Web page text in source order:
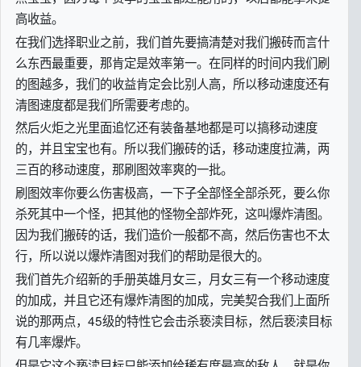
高收益。
在我们选择职业之前，我们首先要搞清楚对我们搬砖而言什
么东西最重要，那肯定是效率第一。在同样的时间内我们刷
的图越多，我们的收益肯定会比别人高，所以移动速度还有
清图速度都是我们所需要考虑的。
然后火炬之光里面追忆还有装备基地都是可以搞移动速度
的，并且宝宝也有。所以我们搬砖的话，移动速度拉满，两
三百的移动速度，那刷图效率爽的一批。
刷图效率你要么伤害极高，一下子全部怪全部杀死，要么你
杀死其中一个怪，把其他的怪物全部炸死，这叫爆炸清图。
因为我们搬砖的话，我们造价一般都不高，然后伤害也不太
行，所以说以爆炸清图对我们的帮助是很大的。
我们首先介绍新的手册英雄月女三，月女三有一个移动速度
的加成，并且它还有爆炸清图的加成，完美契合我们上面所
说的那两点，45级的特性它会击杀亵渎目标，然后亵渎目标
有几率爆炸。